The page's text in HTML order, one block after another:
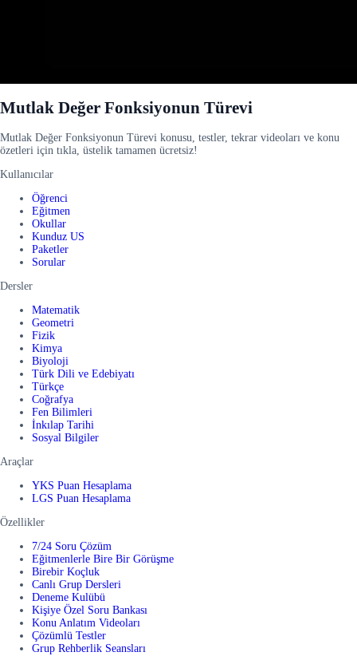
Mutlak Değer Fonksiyonun Türevi
Mutlak Değer Fonksiyonun Türevi konusu, testler, tekrar videoları ve konu
özetleri için tıkla, üstelik tamamen ücretsiz!
Kullanıcılar
Öğrenci
Eğitmen
Okullar
Kunduz US
Paketler
Sorular
Dersler
Matematik
Geometri
Fizik
Kimya
Biyoloji
Türk Dili ve Edebiyatı
Türkçe
Coğrafya
Fen Bilimleri
İnkılap Tarihi
Sosyal Bilgiler
Araçlar
YKS Puan Hesaplama
LGS Puan Hesaplama
Özellikler
7/24 Soru Çözüm
Eğitmenlerle Bire Bir Görüşme
Birebir Koçluk
Canlı Grup Dersleri
Deneme Kulübü
Kişiye Özel Soru Bankası
Konu Anlatım Videoları
Çözümlü Testler
Grup Rehberlik Seansları